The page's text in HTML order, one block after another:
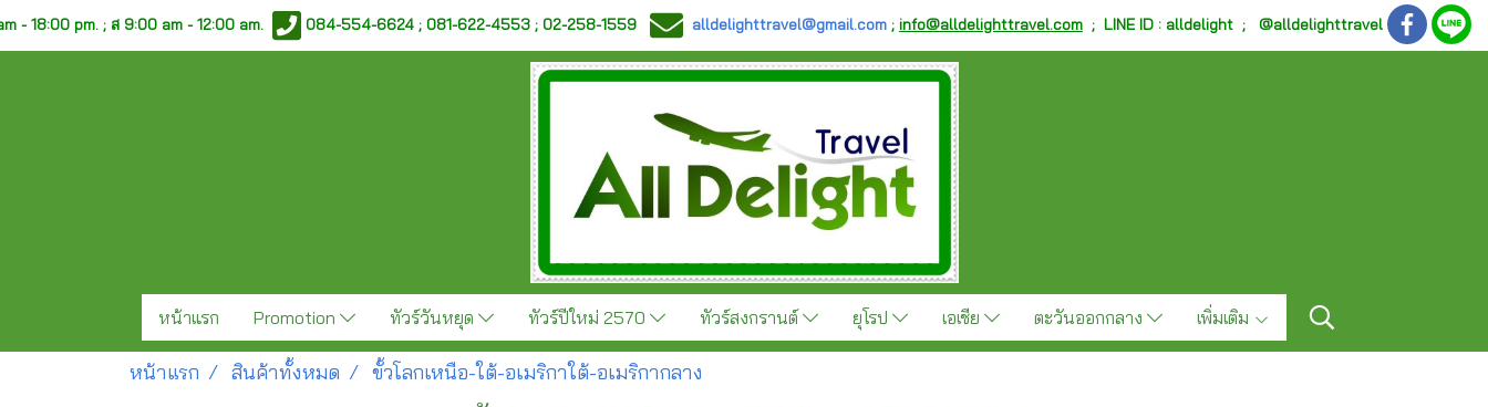
- 18:00 pm. ;ส 9:00 am - 12:00 am. 084-554-6624 ; 081-622-4553 ; 02-258-1559 alldelighttravel@gmail.com ; info@alldelighttravel.com ; LINE ID : alldelight ; @alldelighttravel
หน้าแรก Promotion ทัวร์วันหยุด ทัวร์ปีใหม่ 2570 ทัวร์สงกรานต์ ยุโรป เอเชีย ตะวันออกกลาง เพิ่มเติม
หน้าแรก สินค้าทั้งหมด ขั้วโลกเหนือ-ใต้-อเมริกาใต้-อเมริกากลาง